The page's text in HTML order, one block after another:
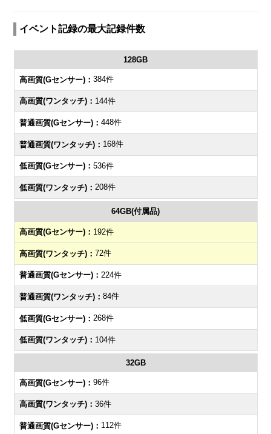
イベント記録の最大記録件数
128GB
384件
144件
448件
168件
536件
208件
64GB(付属品)
192件
72件
224件
84件
268件
104件
32GB
96件
36件
112件